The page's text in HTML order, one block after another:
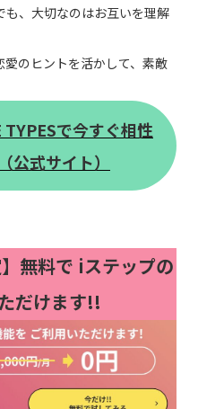
、大切なのはお互いを理解
のヒントを活かして、素敵
で今すぐ相性
公式サイト）
無料で iステップの
だけます!!